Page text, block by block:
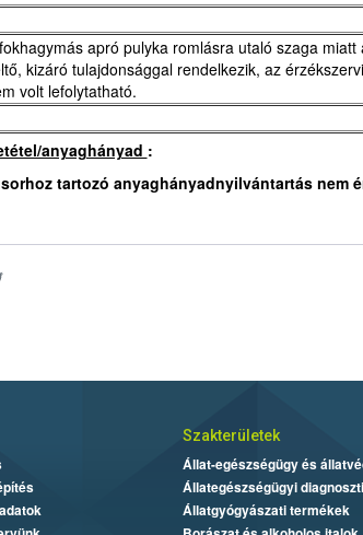
apró pulyka romlásra utaló szaga miatt
kizáró tulajdonsággal rendelkezik, az
volt lefolytatható.
anyaghányad :
tartozó anyaghányadnyilvántartás nem
Szakterületek
Állat-egészségügy és
Állategészségügyi
Állatgyógyászati termékek